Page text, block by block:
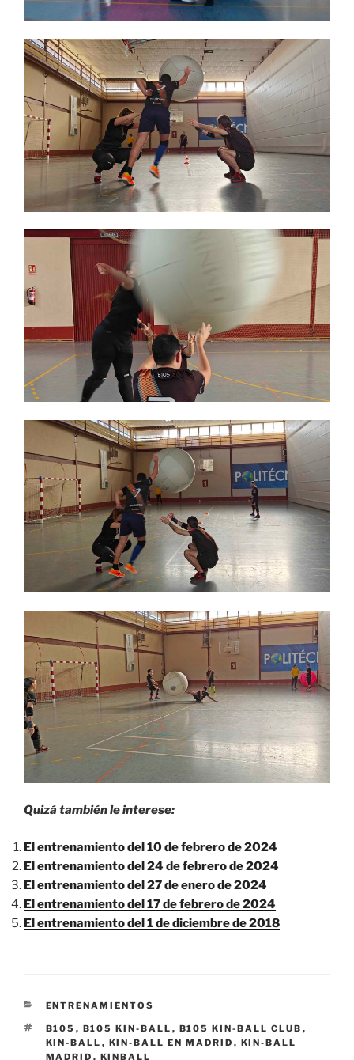
Quizá también le interese:
El entrenamiento del 10 de febrero de 2024
El entrenamiento del 24 de febrero de 2024
El entrenamiento del 27 de enero de 2024
El entrenamiento del 17 de febrero de 2024
El entrenamiento del 1 de diciembre de 2018
CATEGORÍAS
ENTRENAMIENTOS
ETIQUETAS
B105 , B105 KIN-BALL , B105 KIN-BALL CLUB ,
KIN-BALL , KIN-BALL EN MADRID , KIN-BALL
MADRID , KINBALL